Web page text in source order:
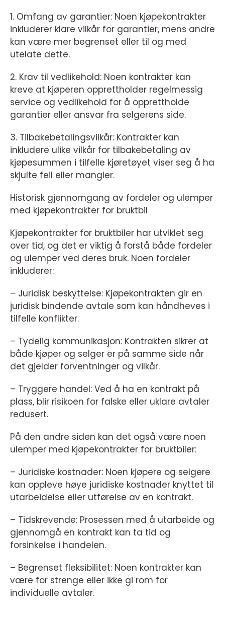
1. Omfang av garantier: Noen kjøpekontrakter
inkluderer klare vilkår for garantier, mens andre
kan være mer begrenset eller til og med
utelate dette.
2. Krav til vedlikehold: Noen kontrakter kan
kreve at kjøperen opprettholder regelmessig
service og vedlikehold for å opprettholde
garantier eller ansvar fra selgerens side.
3. Tilbakebetalingsvilkår: Kontrakter kan
inkludere ulike vilkår for tilbakebetaling av
kjøpesummen i tilfelle kjøretøyet viser seg å ha
skjulte feil eller mangler.
Historisk gjennomgang av fordeler og ulemper
med kjøpekontrakter for bruktbil
Kjøpekontrakter for bruktbiler har utviklet seg
over tid, og det er viktig å forstå både fordeler
og ulemper ved deres bruk. Noen fordeler
inkluderer:
– Juridisk beskyttelse: Kjøpekontrakten gir en
juridisk bindende avtale som kan håndheves i
tilfelle konflikter.
– Tydelig kommunikasjon: Kontrakten sikrer at
både kjøper og selger er på samme side når
det gjelder forventninger og vilkår.
– Tryggere handel: Ved å ha en kontrakt på
plass, blir risikoen for falske eller uklare avtaler
redusert.
På den andre siden kan det også være noen
ulemper med kjøpekontrakter for bruktbiler:
– Juridiske kostnader: Noen kjøpere og selgere
kan oppleve høye juridiske kostnader knyttet til
utarbeidelse eller utførelse av en kontrakt.
– Tidskrevende: Prosessen med å utarbeide og
gjennomgå en kontrakt kan ta tid og
forsinkelse i handelen.
– Begrenset fleksibilitet: Noen kontrakter kan
være for strenge eller ikke gi rom for
individuelle avtaler.